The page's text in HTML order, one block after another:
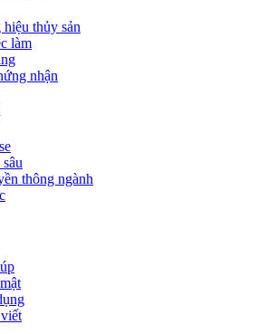
thủy sản
làm
nhận
thông ngành